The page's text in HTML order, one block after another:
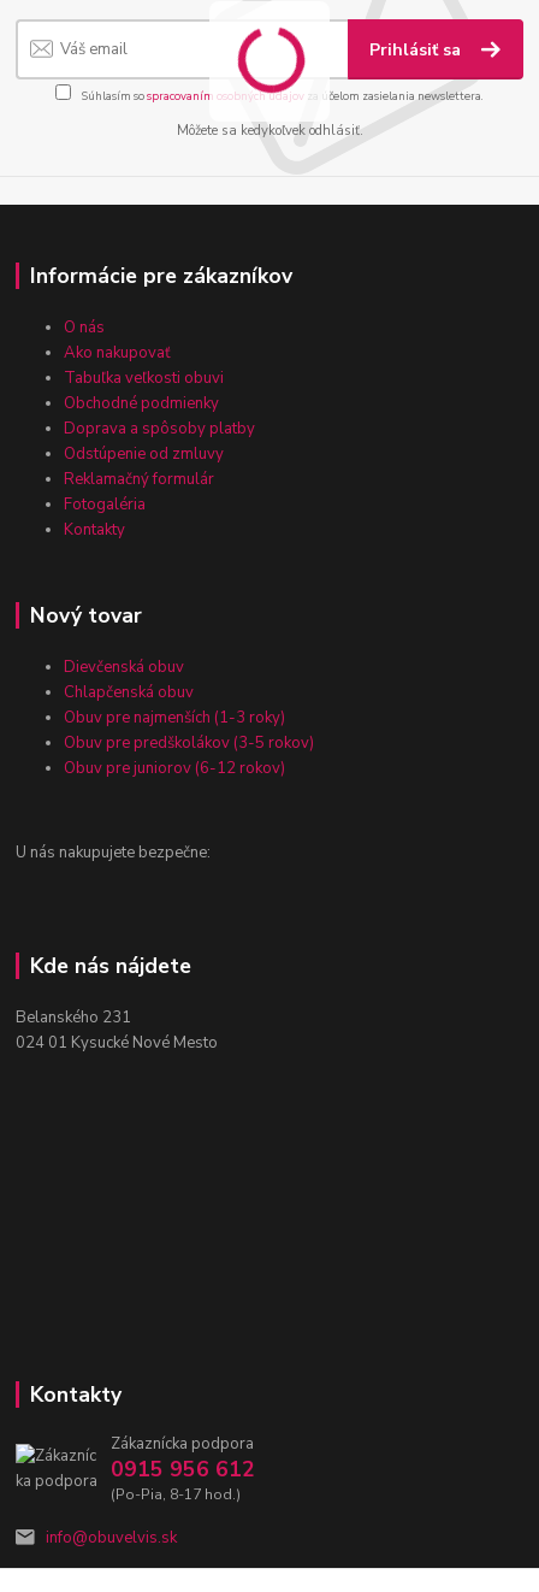
Prihlásiť sa
Súhlasím sospracovaním osobných údajov za účelom zasielania newslettera.
Môžete sa kedykoľvek odhlásiť.
Informácie pre zákazníkov
O nás
Ako nakupovať
Tabuľka veľkosti obuvi
Obchodné podmienky
Doprava a spôsoby platby
Odstúpenie od zmluvy
Reklamačný formulár
Fotogaléria
Kontakty
Nový tovar
Dievčenská obuv
Chlapčenská obuv
Obuv pre najmenších (1-3 roky)
Obuv pre predškolákov (3-5 rokov)
Obuv pre juniorov (6-12 rokov)
U nás nakupujete bezpečne:
Kde nás nájdete
Belanského 231
024 01 Kysucké Nové Mesto
Kontakty
Zákaznícka podpora
0915 956 612
(Po-Pia, 8-17 hod.)
info@obuvelvis.sk